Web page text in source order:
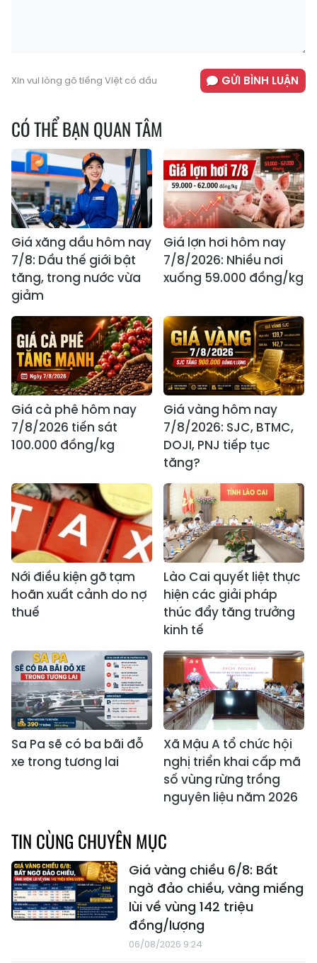
Xin vui lòng gõ tiếng Việt có dấu GỬI BÌNH LUẬN
CÓ THỂ BẠN QUAN TÂM
Giá xăng dầu hôm nay
7/8: Dầu thế giới bật
tăng, trong nước vừa
giảm
Giá lợn hơi hôm nay
7/8/2026: Nhiều nơi
xuống 59.000 đồng/kg
Giá cà phê hôm nay
7/8/2026 tiến sát
100.000 đồng/kg
Giá vàng hôm nay
7/8/2026: SJC, BTMC,
DOJI, PNJ tiếp tục
tăng?
Nới điều kiện gỡ tạm
hoãn xuất cảnh do nợ
thuế
Lào Cai quyết liệt thực
hiện các giải pháp
thúc đẩy tăng trưởng
kinh tế
Sa Pa sẽ có ba bãi đỗ
xe trong tương lai
Xã Mậu A tổ chức hội
nghị triển khai cấp mã
số vùng rừng trồng
nguyên liệu năm 2026
TIN CÙNG CHUYÊN MỤC
Giá vàng chiều 6/8: Bất
ngờ đảo chiều, vàng miếng
lùi về vùng 142 triệu
đồng/lượng
06/08/2026 9:24